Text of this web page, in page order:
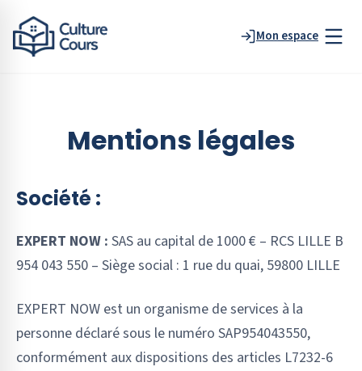
Mon espace
Mentions légales
Société :
EXPERT NOW : SAS au capital de 1000 € – RCS LILLE B
954 043 550 – Siège social : 1 rue du quai, 59800 LILLE
EXPERT NOW est un organisme de services à la
personne déclaré sous le numéro SAP954043550,
conformément aux dispositions des articles L7232-6